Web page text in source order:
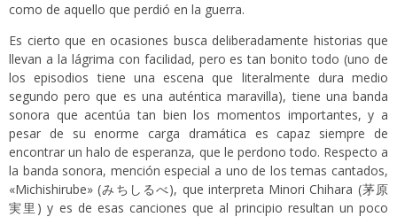
como de aquello que perdió en la guerra.
Es cierto que en ocasiones busca deliberadamente historias que
llevan a la lágrima con facilidad, pero es tan bonito todo (uno de
los episodios tiene una escena que literalmente dura medio
segundo pero que es una auténtica maravilla), tiene una banda
sonora que acentúa tan bien los momentos importantes, y a
pesar de su enorme carga dramática es capaz siempre de
encontrar un halo de esperanza, que le perdono todo. Respecto a
la banda sonora, mención especial a uno de los temas cantados,
«Michishirube» (みちしるべ), que interpreta Minori Chihara (茅原
実里) y es de esas canciones que al principio resultan un poco